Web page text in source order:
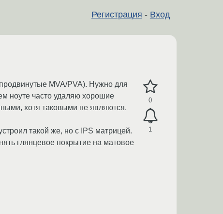
Регистрация - Вход
0
1
MVA/PVA). Нужно для
ноуте часто удаляю хорошие
хотя таковыми не являются.
такой же, но с IPS матрицей.
глянцевое покрытие на матовое